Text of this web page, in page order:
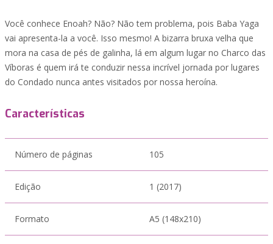
Você conhece Enoah? Não? Não tem problema, pois Baba Yaga
vai apresenta-la a você. Isso mesmo! A bizarra bruxa velha que
mora na casa de pés de galinha, lá em algum lugar no Charco das
Víboras é quem irá te conduzir nessa incrível jornada por lugares
do Condado nunca antes visitados por nossa heroína.
Características
Número de páginas 105
Edição 1 (2017)
Formato A5 (148x210)